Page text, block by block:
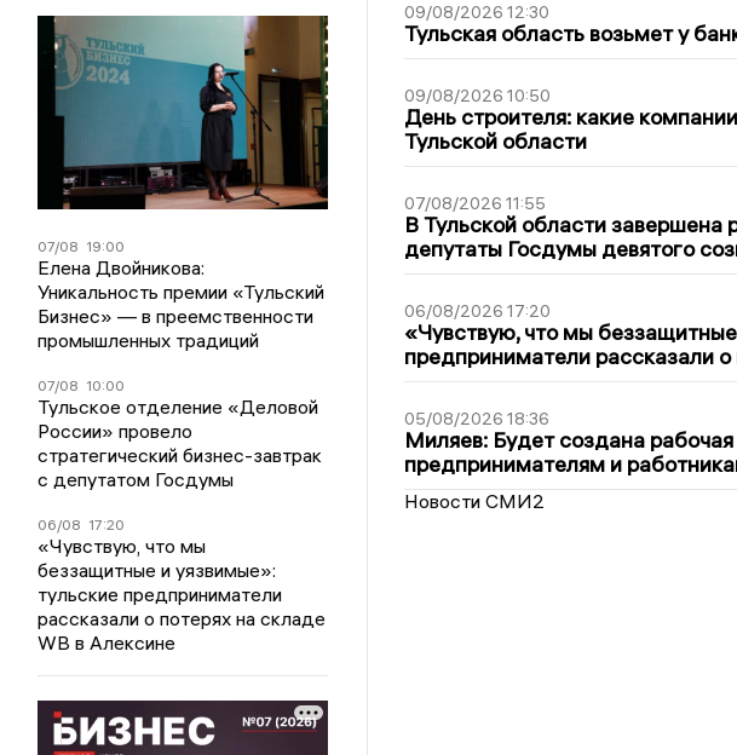
07/08 19:00
Елена Двойникова:
Уникальность премии «Тульский
Бизнес» — в преемственности
промышленных традиций
07/08 10:00
Тульское отделение «Деловой
России» провело
стратегический бизнес-завтрак
с депутатом Госдумы
06/08 17:20
«Чувствую, что мы
беззащитные и уязвимые»:
тульские предприниматели
рассказали о потерях на складе
WB в Алексине
09/08/2026 12:30
Тульская область возьмет у
09/08/2026 10:50
День строителя: какие
Тульской области
07/08/2026 11:55
В Тульской области завершена
депутаты Госдумы девятого
06/08/2026 17:20
«Чувствую, что мы
предприниматели рассказали
05/08/2026 18:36
Миляев: Будет создана
предпринимателям и
Новости СМИ2